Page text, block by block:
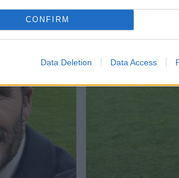
CONFIRM
Data Deletion Data Access